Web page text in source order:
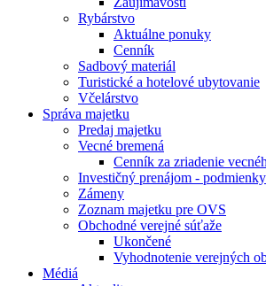
Rybárstvo
Aktuálne ponuky
Cenník
Sadbový materiál
Turistické a hotelové ubytovanie
Včelárstvo
Správa majetku
Predaj majetku
Vecné bremená
Cenník za zriadenie
Investičný prenájom - podmienky
Zámeny
Zoznam majetku pre OVS
Obchodné verejné súťaže
Ukončené
Vyhodnotenie verejných
Médiá